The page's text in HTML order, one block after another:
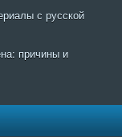
с русской
причины и